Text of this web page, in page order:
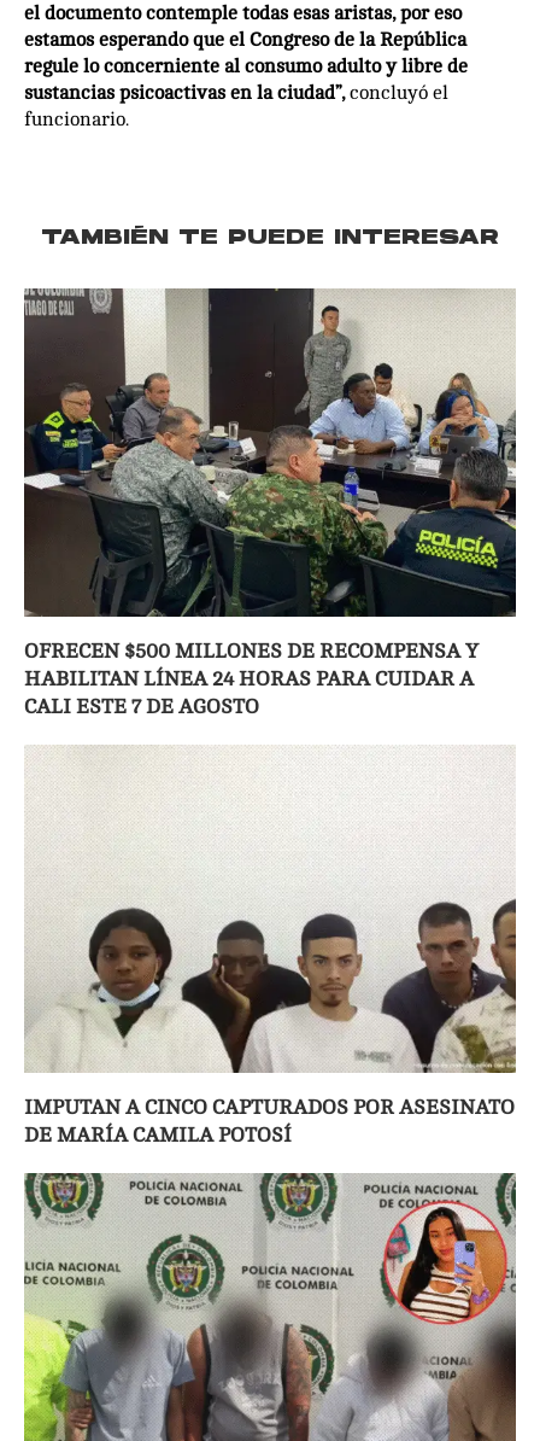
el documento contemple todas esas aristas, por eso
estamos esperando que el Congreso de la República
regule lo concerniente al consumo adulto y libre de
sustancias psicoactivas en la ciudad”,concluyó el
funcionario.
TAMBIÉN TE PUEDE INTERESAR
OFRECEN $500 MILLONES DE RECOMPENSA Y
HABILITAN LÍNEA 24 HORAS PARA CUIDAR A
CALI ESTE 7 DE AGOSTO
IMPUTAN A CINCO CAPTURADOS POR ASESINATO
DE MARÍA CAMILA POTOSÍ